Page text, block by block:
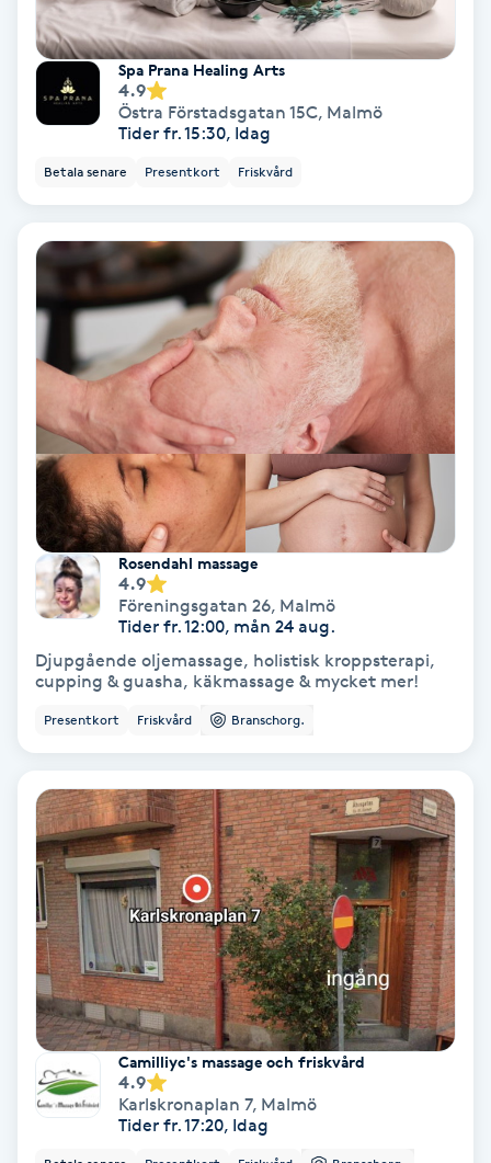
Klippning
Klippning & Slingor
Kosmetisk tatuering
Kostrådgivning
Kroppsinpackning
Kroppspeeling
Käkledsbehandling
Kärlbehandling
Laserbehandling
LED-ljusterapi
Liktornar
LPG
LPG-behandling
LPG-massage
Luggklippning
Spa Prana Healing Arts
4.9
Östra Förstadsgatan 15C, Malmö
Tider fr. 15:30, Idag
Betala senare Presentkort Friskvård
Rosendahl massage
4.9
Föreningsgatan 26, Malmö
Tider fr. 12:00, mån 24 aug.
Djupgående oljemassage, holistisk kroppsterapi,
cupping & guasha, käkmassage & mycket mer!
Presentkort Friskvård Branschorg.
Camilliyc's massage och friskvård
4.9
Karlskronaplan 7, Malmö
Tider fr. 17:20, Idag